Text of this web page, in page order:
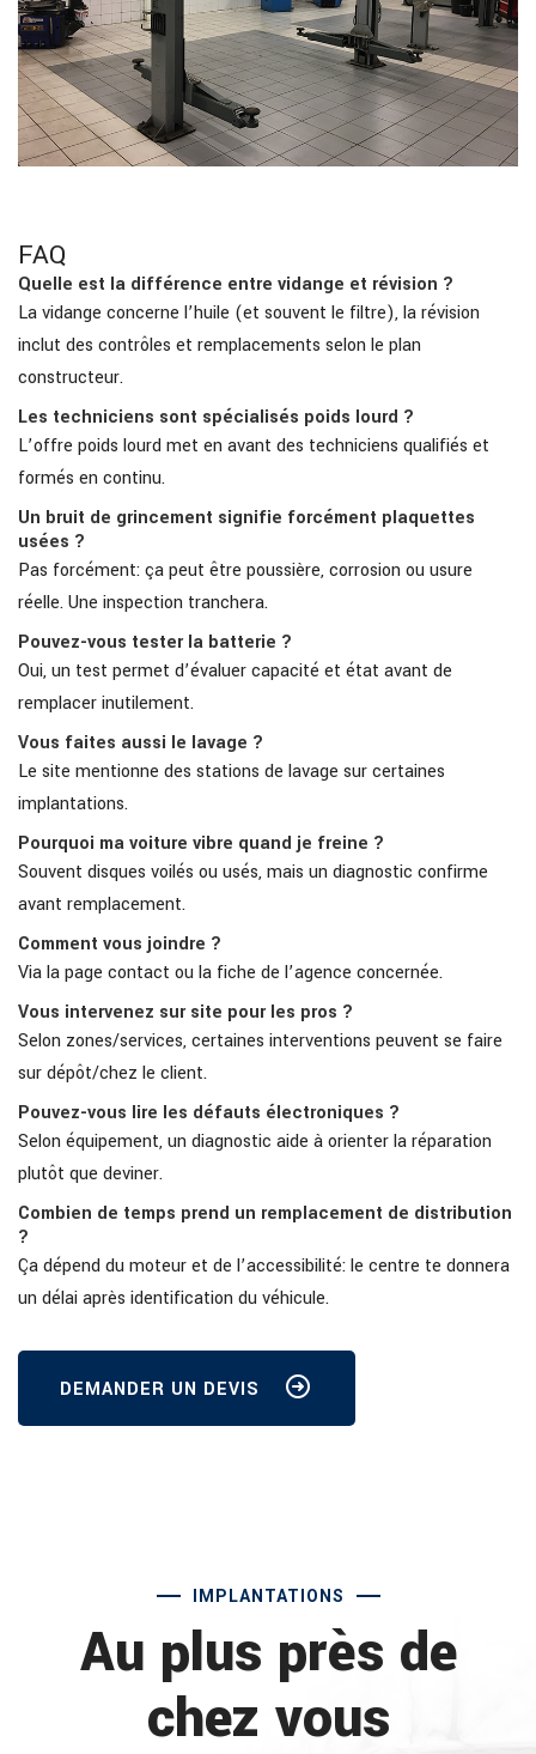
FAQ
Quelle est la différence entre vidange et révision ?
La vidange concerne l’huile (et souvent le filtre), la révision
inclut des contrôles et remplacements selon le plan
constructeur.
Les techniciens sont spécialisés poids lourd ?
L’offre poids lourd met en avant des techniciens qualifiés et
formés en continu.
Un bruit de grincement signifie forcément plaquettes
usées ?
Pas forcément: ça peut être poussière, corrosion ou usure
réelle. Une inspection tranchera.
Pouvez-vous tester la batterie ?
Oui, un test permet d’évaluer capacité et état avant de
remplacer inutilement.
Vous faites aussi le lavage ?
Le site mentionne des stations de lavage sur certaines
implantations.
Pourquoi ma voiture vibre quand je freine ?
Souvent disques voilés ou usés, mais un diagnostic confirme
avant remplacement.
Comment vous joindre ?
Via la page contact ou la fiche de l’agence concernée.
Vous intervenez sur site pour les pros ?
Selon zones/services, certaines interventions peuvent se faire
sur dépôt/chez le client.
Pouvez-vous lire les défauts électroniques ?
Selon équipement, un diagnostic aide à orienter la réparation
plutôt que deviner.
Combien de temps prend un remplacement de distribution
?
Ça dépend du moteur et de l’accessibilité: le centre te donnera
un délai après identification du véhicule.
DEMANDER UN DEVIS
IMPLANTATIONS
Au plus près de
chez vous